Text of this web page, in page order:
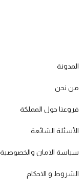
المدونة
من نحن
فروعنا حول المملكة
الأسئلة الشائعة
سياسة الامان والخصوصية
الشروط و الاحكام